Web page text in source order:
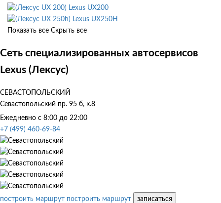
Lexus UX200
Lexus UX250H
Показать все Скрыть все
Сеть специализированных автосервисов
Lexus (Лексус)
СЕВАСТОПОЛЬСКИЙ
Севастопольский пр. 95 б, к.8
Ежедневно с 8:00 до 22:00
+7 (499) 460-69-84
построить маршрут построить маршрут
записаться